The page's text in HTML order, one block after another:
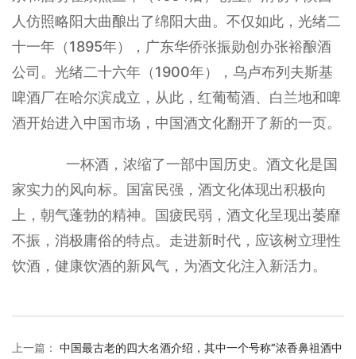
人仿照略阳大曲酿出了绵阳大曲。不仅如此，光绪二
十一年（1895年），广东华侨张振勋创办张裕酿酒
公司。光绪二十六年（1900年），乌卢布列夫斯基
啤酒厂在哈尔滨成立，从此，红葡萄酒、白兰地和啤
酒开始进入中国市场，中国酒文化翻开了新的一页。
一杯酒，浓缩了一部中国历史。酒文化是国
家实力的风向标。国富民强，酒文化体现出积极向
上，朝气蓬勃的精神。国疲民弱，酒文化呈现出萎靡
不振，消极庸俗的特点。走进新时代，应该树立理性
饮酒，健康饮酒的新风气，为酒文化注入新活力。
上一篇 ： 中国最古老的四大名酒介绍，其中一个号称“浓香鼻祖酒中